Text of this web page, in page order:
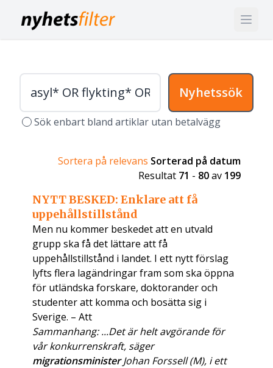
Nyhetssök
Sök enbart bland artiklar utan betalvägg
Sortera på relevans Sorterad på datum
Resultat 71 - 80av 199
NYTT BESKED: Enklare att få
uppehållstillstånd
Men nu kommer beskedet att en utvald
grupp ska få det lättare att få
uppehållstillstånd i landet. I ett nytt förslag
lyfts flera lagändringar fram som ska öppna
för utländska forskare, doktorander och
studenter att komma och bosätta sig i
Sverige. – Att
Sammanhang: ...Det är helt avgörande för
vår konkurrenskraft, säger
migrationsministerJohan Forssell (M), i ett